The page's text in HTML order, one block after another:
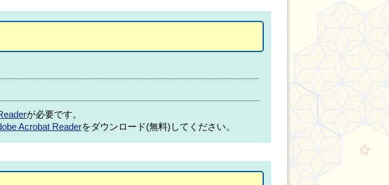
が必要です。
Acrobat Readerをダウンロード(無料)してください。